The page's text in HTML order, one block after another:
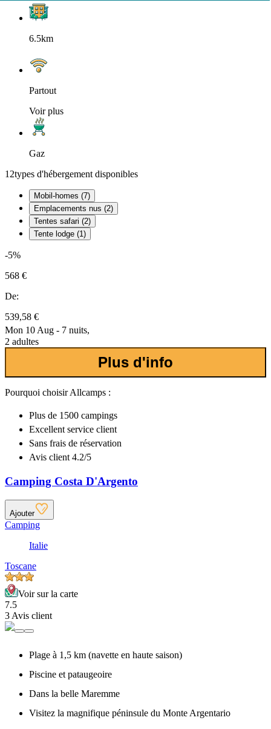
6.5km
Partout
Voir plus
Gaz
12types d'hébergement disponibles
Mobil-homes (7)
Emplacements nus (2)
Tentes safari (2)
Tente lodge (1)
-5%
568 €
De:
539,58 €
Mon 10 Aug - 7 nuits,
2 adultes
Plus d'info
Pourquoi choisir Allcamps :
Plus de 1500 campings
Excellent service client
Sans frais de réservation
Avis client 4.2/5
Camping Costa D'Argento
Ajouter
Camping
Italie
Toscane
Voir sur la carte
7.5
3 Avis client
Plage à 1,5 km (navette en haute saison)
Piscine et pataugeoire
Dans la belle Maremme
Visitez la magnifique péninsule du Monte Argentario